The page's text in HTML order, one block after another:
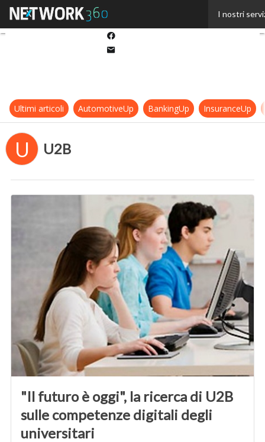
I nostri
Ultimi articoli AutomotiveUp BankingUp InsuranceUp
U U2B
"Il futuro è oggi", la ricerca di U2B
sulle competenze digitali degli
universitari